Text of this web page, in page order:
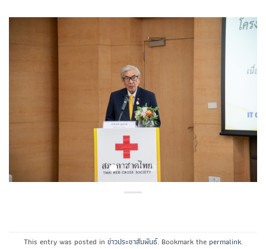
This entry was posted in ข่าวประชาสัมพันธ์. Bookmark the permalink.